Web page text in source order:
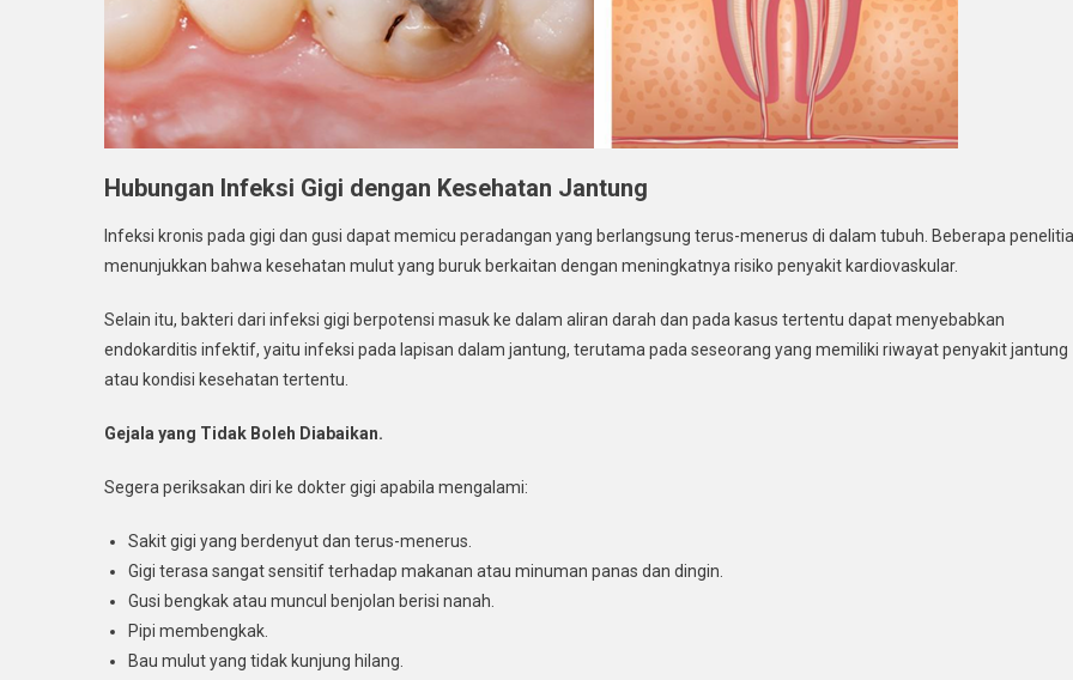
Hubungan Infeksi Gigi dengan Kesehatan Jantung
Infeksi kronis pada gigi dan gusi dapat memicu peradangan yang berlangsung terus-menerus di dalam tubuh. Beberapa
menunjukkan bahwa kesehatan mulut yang buruk berkaitan dengan meningkatnya risiko penyakit kardiovaskular.
Selain itu, bakteri dari infeksi gigi berpotensi masuk ke dalam aliran darah dan pada kasus tertentu dapat menyebabkan
endokarditis infektif, yaitu infeksi pada lapisan dalam jantung, terutama pada seseorang yang memiliki riwayat penyakit jantung
atau kondisi kesehatan tertentu.
Gejala yang Tidak Boleh Diabaikan.
Segera periksakan diri ke dokter gigi apabila mengalami:
Sakit gigi yang berdenyut dan terus-menerus.
Gigi terasa sangat sensitif terhadap makanan atau minuman panas dan dingin.
Gusi bengkak atau muncul benjolan berisi nanah.
Pipi membengkak.
Bau mulut yang tidak kunjung hilang.